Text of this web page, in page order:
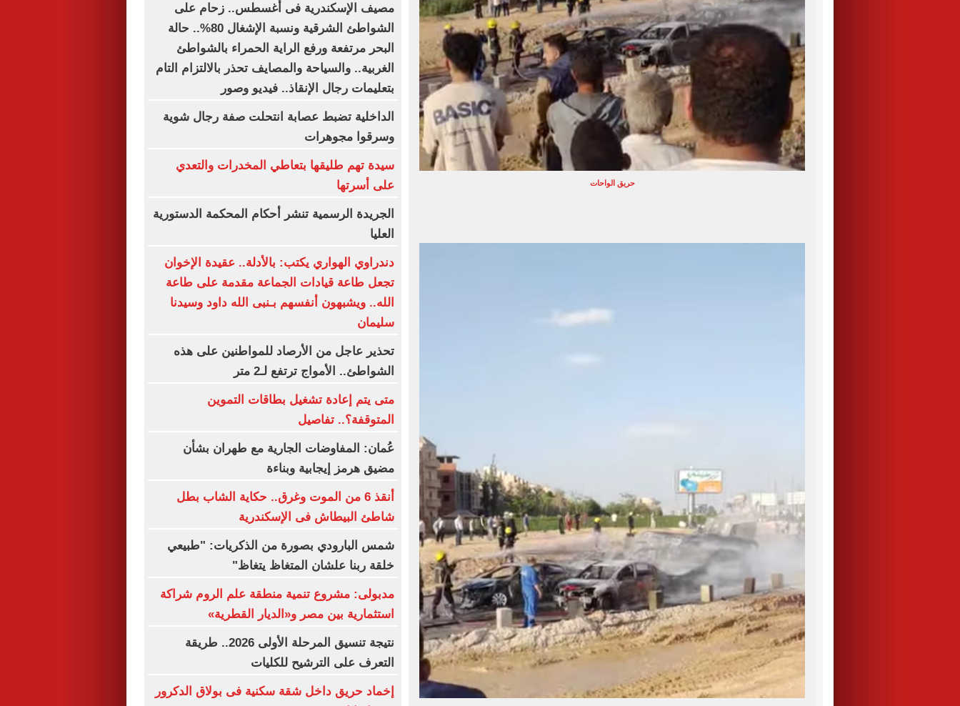
حريق الواحات
مصيف الإسكندرية فى أغسطس.. زحام على
الشواطئ الشرقية ونسبة الإشغال 80%.. حالة
البحر مرتفعة ورفع الراية الحمراء بالشواطئ
الغربية.. والسياحة والمصايف تحذر بالالتزام التام
بتعليمات رجال الإنقاذ.. فيديو وصور
الداخلية تضبط عصابة انتحلت صفة رجال شوية
وسرقوا مجوهرات
سيدة تهم طليقها بتعاطي المخدرات والتعدي
على أسرتها
الجريدة الرسمية تنشر أحكام المحكمة الدستورية
العليا
دندراوي الهواري يكتب: بالأدلة.. عقيدة الإخوان
تجعل طاعة قيادات الجماعة مقدمة على طاعة
الله.. ويشبهون أنفسهم بـنبى الله داود وسيدنا
سليمان
تحذير عاجل من الأرصاد للمواطنين على هذه
الشواطئ.. الأمواج ترتفع لـ2 متر
متى يتم إعادة تشغيل بطاقات التموين
المتوقفة؟.. تفاصيل
عُمان: المفاوضات الجارية مع طهران بشأن
مضيق هرمز إيجابية وبناءة
أنقذ 6 من الموت وغرق.. حكاية الشاب بطل
شاطئ البيطاش فى الإسكندرية
شمس البارودي بصورة من الذكريات: "طبيعي
خلقة ربنا علشان المتغاظ يتغاظ"
مدبولى: مشروع تنمية منطقة علم الروم شراكة
استثمارية بين مصر و«الديار القطرية»
نتيجة تنسيق المرحلة الأولى 2026.. طريقة
التعرف على الترشيح للكليات
إخماد حريق داخل شقة سكنية فى بولاق الدكرور